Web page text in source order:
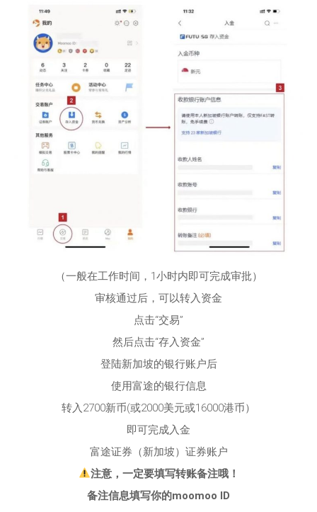
（一般在工作时间，1小时内即可完成审批）
审核通过后，可以转入资金
点击“交易”
然后点击“存入资金”
登陆新加坡的银行账户后
使用富途的银行信息
转入2700新币(或2000美元或16000港币）
即可完成入金
富途证券（新加坡）证券账户
注意，一定要填写转账备注哦！
备注信息填写你的moomoo ID